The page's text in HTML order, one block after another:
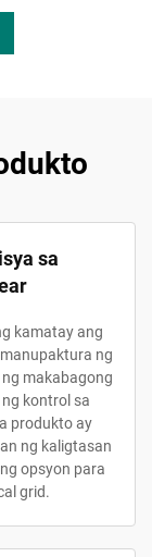
sa
kamatay ang
ng
makabagong
kontrol sa
produkto ay
ng kaligtasan
opsyon para
grid.